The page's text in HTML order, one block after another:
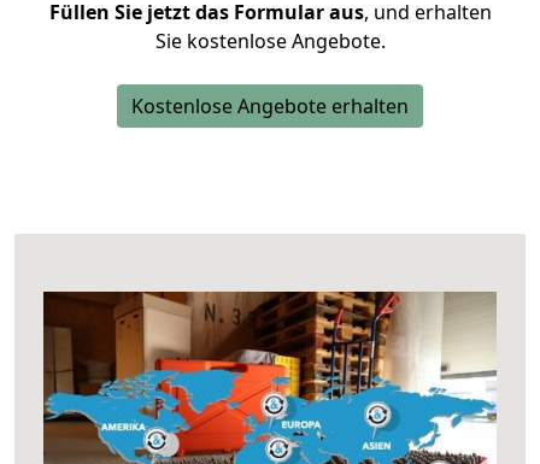
Füllen Sie jetzt das Formular aus, und erhalten
Sie kostenlose Angebote.
Kostenlose Angebote erhalten